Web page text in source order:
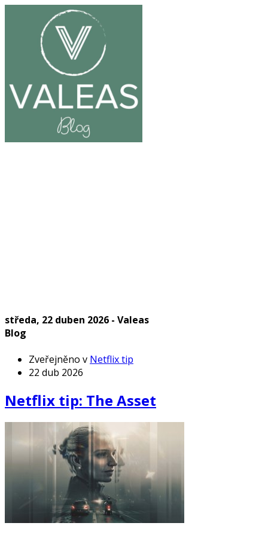
středa, 22 duben 2026 - Valeas
Blog
Zveřejněno v Netflix tip
22 dub 2026
Netflix tip: The Asset